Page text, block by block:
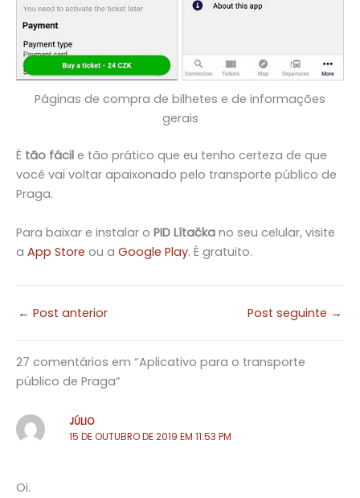
Páginas de compra de bilhetes e de informações
gerais
É tão fácil e tão prático que eu tenho certeza de que
você vai voltar apaixonado pelo transporte público de
Praga.
Para baixar e instalar o PID Lítačka no seu celular, visite
a App Store ou a Google Play. É gratuito.
← Post anterior Post seguinte →
27 comentários em “Aplicativo para o transporte
público de Praga”
JÚLIO
15 DE OUTUBRO DE 2019 EM 11:53 PM
Oi.